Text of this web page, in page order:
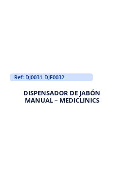
Ref: DJ0031-DJF0032
DISPENSADOR DE JABÓN
MANUAL – MEDICLINICS